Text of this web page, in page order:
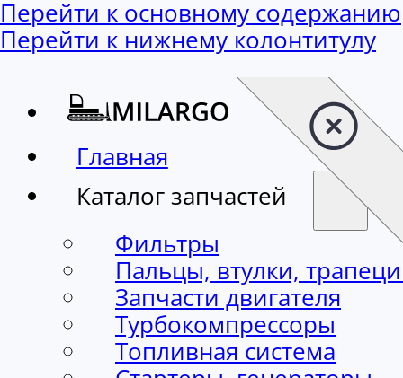
Перейти к основному содержанию
Перейти к нижнему колонтитулу
Главная
Каталог запчастей
Фильтры
Пальцы, втулки,
Запчасти двигателя
Турбокомпрессоры
Топливная система